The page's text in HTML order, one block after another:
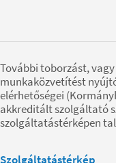
További toborzást,
munkaközvetítést
elérhetőségei
akkreditált szolgáltató
szolgáltatástérképen
Szolgáltatástérkép